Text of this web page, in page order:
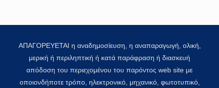
ΑΠΑΓΟΡΕΥΕΤΑΙ η αναδημοσίευση, η αναπαραγωγή, ολική,
μερική ή περιληπτική ή κατά παράφραση ή διασκευή
απόδοση του περιεχομένου του παρόντος web site με
οποιονδήποτε τρόπο, ηλεκτρονικό, μηχανικό, φωτοτυπικό,